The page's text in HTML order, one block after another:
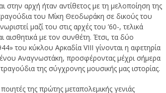
αρχή ήταν αντίθετος με τη μελοποίηση της
του Μίκη Θεοδωράκη σε δικούς του
μαζί του στις αρχές του ’60-, τελικά
αισθητικά με τον συνθέτη. Έτσι, τα δύο
του κύκλου Αρκαδία VIII γίνονται η αφετηρία
Αναγνωστάκη, προσφέροντας μέχρι σήμερα
της σύγχρονης μουσικής μας ιστορίας.
της πρώτης μεταπολεμικής γενιάς